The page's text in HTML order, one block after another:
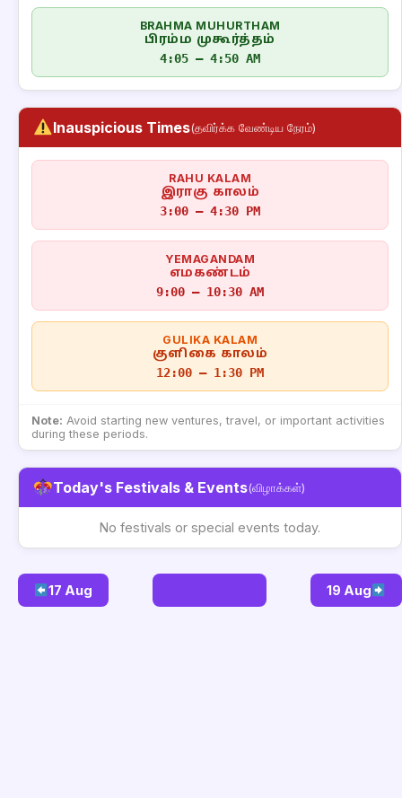
BRAHMA MUHURTHAM
பிரம்ம முகூர்த்தம்
4:05 – 4:50 AM
Inauspicious Times(தவிர்க்க வேண்டிய நேரம்)
RAHU KALAM
இராகு காலம்
3:00 – 4:30 PM
YEMAGANDAM
எமகண்டம்
9:00 – 10:30 AM
GULIKA KALAM
குளிகை காலம்
12:00 – 1:30 PM
Note: Avoid starting new ventures, travel, or important activities
during these periods.
Today's Festivals & Events(விழாக்கள்)
No festivals or special events today.
17 Aug 19 Aug